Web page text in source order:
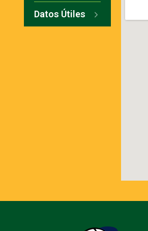
Datos Útiles